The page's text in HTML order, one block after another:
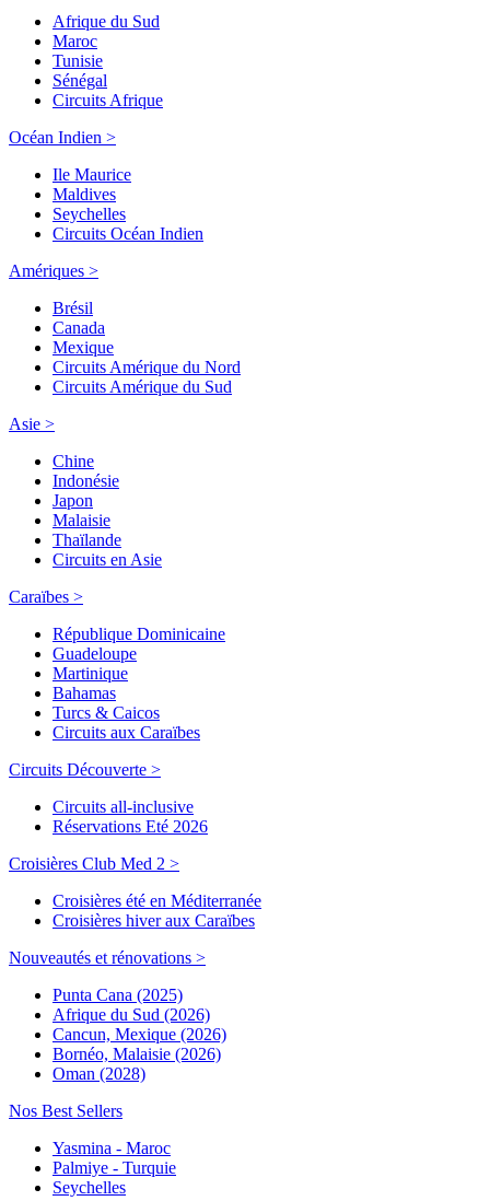
Afrique du Sud
Maroc
Tunisie
Sénégal
Circuits Afrique
Océan Indien >
Ile Maurice
Maldives
Seychelles
Circuits Océan Indien
Amériques >
Brésil
Canada
Mexique
Circuits Amérique du Nord
Circuits Amérique du Sud
Asie >
Chine
Indonésie
Japon
Malaisie
Thaïlande
Circuits en Asie
Caraïbes >
République Dominicaine
Guadeloupe
Martinique
Bahamas
Turcs & Caicos
Circuits aux Caraïbes
Circuits Découverte >
Circuits all-inclusive
Réservations Eté 2026
Croisières Club Med 2 >
Croisières été en Méditerranée
Croisières hiver aux Caraïbes
Nouveautés et rénovations >
Punta Cana (2025)
Afrique du Sud (2026)
Cancun, Mexique (2026)
Bornéo, Malaisie (2026)
Oman (2028)
Nos Best Sellers
Yasmina - Maroc
Palmiye - Turquie
Seychelles